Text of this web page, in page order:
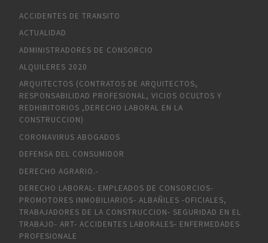
ACCIDENTES DE TRANSITO
ACTUALIDAD
ADMINISTRADORES DE CONSORCIO
ALQUILERES 2020
ARQUITECTOS (CONTRATOS DE ARQUITECTOS,
RESPONSABILIDAD PROFESIONAL, VICIOS OCULTOS Y
REDHIBITORIOS ,DERECHO LABORAL EN LA
CONSTRUCCION)
CORONAVIRUS ABOGADOS
DEFENSA DEL CONSUMIDOR
DERECHO AGRARIO.-
DERECHO LABORAL- EMPLEADOS DE CONSORCIOS-
PROMOTORES INMOBILIARIOS- ALBAÑILES -OFICIALES,
TRABAJADORES DE LA CONSTRUCCION- SEGURIDAD EN EL
TRABAJO- ART- ACCIDENTES LABORALES- ENFERMEDADES
PROFESIONALE